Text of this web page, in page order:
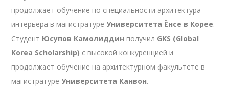
продолжает обучение по специальности архитектура
интерьера в магистратуреУниверситета Ёнсе в Корее.
Студент Юсупов Камолиддин получил GKS (Global
Korea Scholarship) с высокой конкуренцией и
продолжает обучение на архитектурном факультете в
магистратуреУниверситета Канвон.